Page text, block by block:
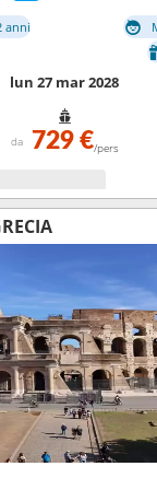
anni
lun 27 mar 2028
da 729 €/pers